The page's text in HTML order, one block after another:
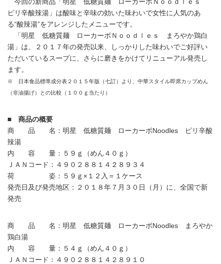
今回の新商品「明星 低糖質麺 ローカーボＮｏｏｄｌｅｓ
ピリ辛酸辣湯」は酸味と辛味の効いた味わいで女性に人気のあ
る“酸辣湯”をアレンジしたメニューです。
「明星 低糖質麺 ローカーボＮｏｏｄｌｅｓ まろやか鶏白
湯」は、２０１７年の発売以来、しっかりした味わいでご好評い
ただいているスープに、さらに磨きをかけてリニューアル発売し
ます。
※ 日本食品標準成分表２０１５年版（七訂）より、中華スタイル即席カップめん
（非油揚げ）との比較（１００ｇ当たり）
■ 商品の概要
商 品 名：明星 低糖質麺 ローカーボNoodles ピリ辛酸
辣湯
内 容 量：５９ｇ（めん４０ｇ）
ＪＡＮコード：４９０２８８１４２８９３４
荷 姿：５９ｇ×１２入＝１ケース
発売日及び発売地区：２０１８年７月３０日（月）に、全国で新
発売
商 品 名：明星 低糖質麺 ローカーボNoodles まろやか
鶏白湯
内 容 量：５４ｇ（めん４０ｇ）
ＪＡＮコード：４９０２８８１４２８９１０